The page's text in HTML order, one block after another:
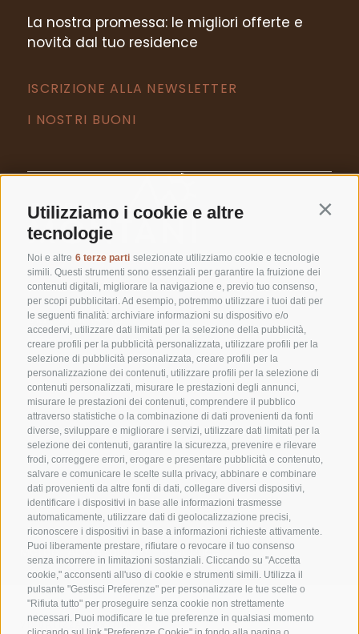
Utilizziamo i cookie e altre
tecnologie
Noi e altre 6 terze parti selezionate utilizziamo cookie e tecnologie
simili. Questi strumenti sono essenziali per garantire la fruizione dei
contenuti digitali, migliorare la navigazione e, previo tuo consenso,
per scopi pubblicitari. Ad esempio, potremmo utilizzare i tuoi dati per
le seguenti finalità: archiviare informazioni su dispositivo e/o
accedervi, utilizzare dati limitati per la selezione della pubblicità,
creare profili per la pubblicità personalizzata, utilizzare profili per la
selezione di pubblicità personalizzata, creare profili per la
personalizzazione dei contenuti, utilizzare profili per la selezione di
contenuti personalizzati, misurare le prestazioni degli annunci,
misurare le prestazioni dei contenuti, comprendere il pubblico
attraverso statistiche o la combinazione di dati provenienti da fonti
diverse, sviluppare e migliorare i servizi, utilizzare dati limitati per la
selezione dei contenuti, garantire la sicurezza, prevenire e rilevare
frodi, correggere errori, erogare e presentare pubblicità e contenuto,
salvare e comunicare le scelte sulla privacy, abbinare e combinare
dati provenienti da altre fonti di dati, collegare diversi dispositivi,
identificare i dispositivi in base alle informazioni trasmesse
automaticamente, utilizzare dati di geolocalizzazione precisi,
riconoscere i dispositivi in base a informazioni richieste attivamente.
Puoi liberamente prestare, rifiutare o revocare il tuo consenso
senza incorrere in limitazioni sostanziali. Cliccando su "Accetta
cookie," acconsenti all'uso di cookie e strumenti simili. Utilizza il
pulsante "Gestisci Preferenze" per personalizzare le tue scelte o
"Rifiuta tutto" per proseguire senza cookie non strettamente
necessari. Puoi modificare le tue preferenze in qualsiasi momento
MIGLIOR PREZZO GARANTITO
T +39 0473 623302
info@residence-montani.com
Via Plafat 14-16
39021 Laces-Italia
La nostra promessa: le migliori offerte e
novità dal tuo residence
ISCRIZIONE ALLA NEWSLETTER
I NOSTRI BUONI
Meteo Appartamenti Best Price
VISUALIZZA PARTNER